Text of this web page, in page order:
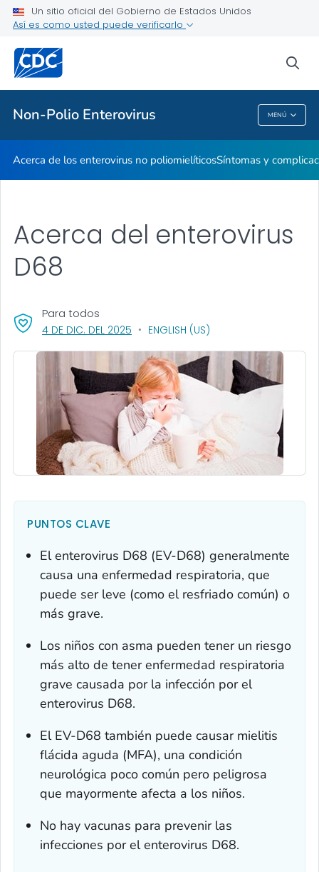
Un sitio oficial del Gobierno de Estados Unidos
Así es como usted puede verificarlo
Non-Polio Enterovirus MENÚ
Temas relacionados
Non-Polio Enterovirus
Acerca de los enterovirus no poliomielíticosSíntomas y
Acerca del enterovirus
D68
4 DE DIC. DEL 2025 , VISIT LINK FOR DETAILS.
ENGLISH (US)
Para todos
PUNTOS CLAVE
El enterovirus D68 (EV-D68) generalmente
causa una enfermedad respiratoria, que
puede ser leve (como el resfriado común) o
más grave.
Los niños con asma pueden tener un riesgo
más alto de tener enfermedad respiratoria
grave causada por la infección por el
enterovirus D68.
El EV-D68 también puede causar mielitis
flácida aguda (MFA), una condición
neurológica poco común pero peligrosa
que mayormente afecta a los niños.
No hay vacunas para prevenir las
infecciones por el enterovirus D68.